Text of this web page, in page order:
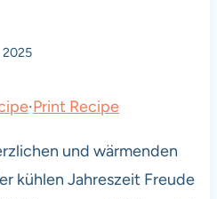
2025
·Print Recipe
und wärmenden
kühlen Jahreszeit Freude